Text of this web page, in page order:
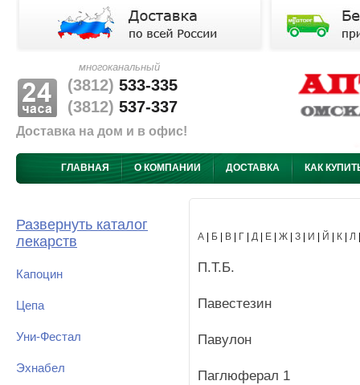
многоканальный
(3812) 533-335
(3812) 537-337
Доставка на дом и в офис!
ГЛАВНАЯ О КОМПАНИИ ДОСТАВКА КАК
Развернуть каталог
лекарств
Капоцин
Цепа
Уни-Фестал
Эхнабел
А Б В Г Д Е Ж З И Й К Л
П.Т.Б.
Павестезин
Павулон
Паглюферал 1